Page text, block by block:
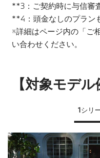
**3：ご契約時に与信審
**4：頭金なしのプラン
※詳細はページ内の「ご
い合わせください。
【対象モデル
1シリ